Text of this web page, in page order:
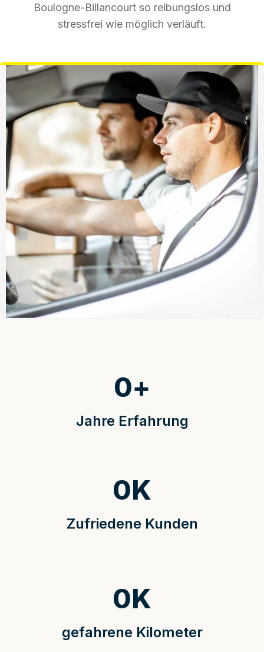
Boulogne-Billancourt so reibungslos und
stressfrei wie möglich verläuft.
Jahre Erfahrung
0+
Zufriedene Kunden
0K
gefahrene Kilometer
0K